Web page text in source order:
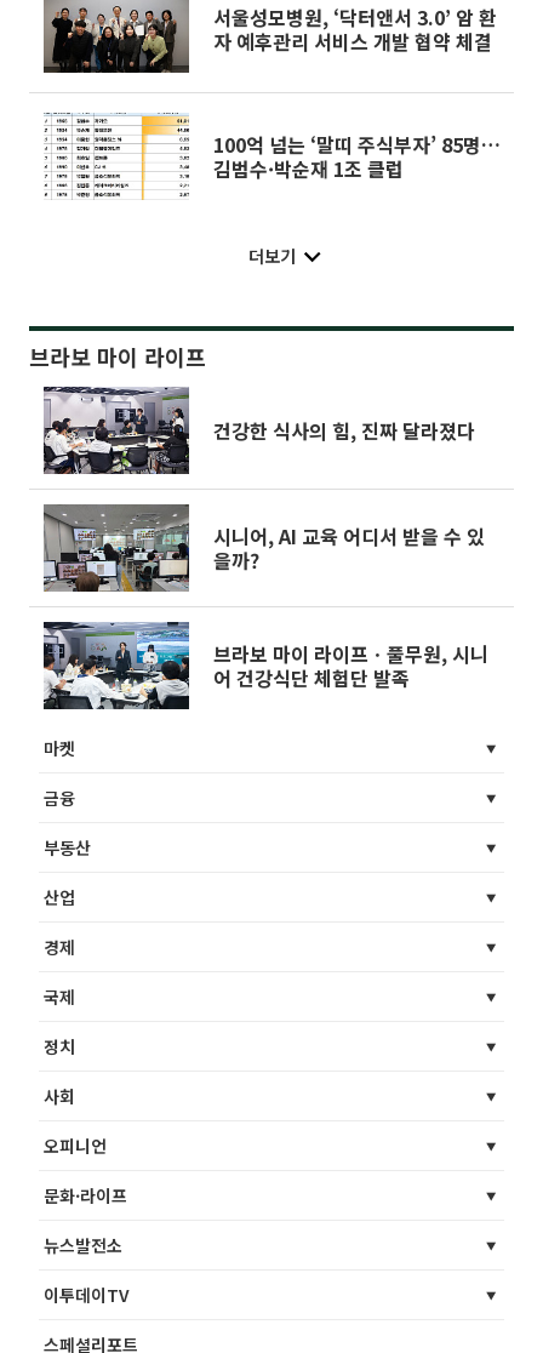
서울성모병원, ‘닥터앤서 3.0’ 암 환
자 예후관리 서비스 개발 협약 체결
100억 넘는 ‘말띠 주식부자’ 85명…
김범수·박순재 1조 클럽
더보기
브라보 마이 라이프
건강한 식사의 힘, 진짜 달라졌다
시니어, AI 교육 어디서 받을 수 있
을까?
브라보 마이 라이프ㆍ풀무원, 시니
어 건강식단 체험단 발족
마켓
금융
부동산
산업
경제
국제
정치
사회
오피니언
문화·라이프
뉴스발전소
이투데이TV
스페셜리포트